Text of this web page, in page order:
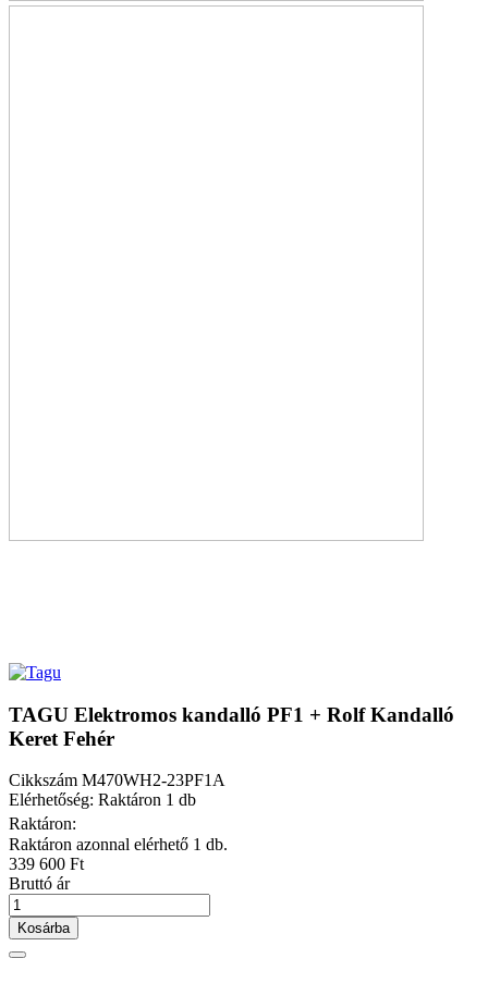
TAGU Elektromos kandalló PF1 + Rolf Kandalló
Keret Fehér
Cikkszám M470WH2-23PF1A
Elérhetőség: Raktáron 1 db
Raktáron:
Raktáron azonnal elérhető 1 db.
339 600 Ft
Bruttó ár
Kosárba